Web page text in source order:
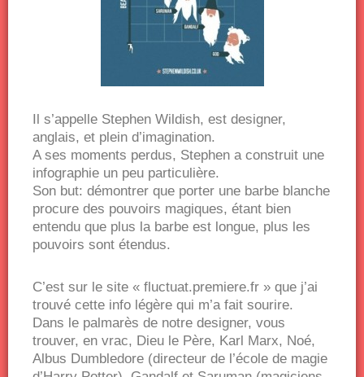
Il s’appelle Stephen Wildish, est designer,
anglais, et plein d’imagination.
A ses moments perdus, Stephen a construit une
infographie un peu particulière.
Son but: démontrer que porter une barbe blanche
procure des pouvoirs magiques, étant bien
entendu que plus la barbe est longue, plus les
pouvoirs sont étendus.
C’est sur le site « fluctuat.premiere.fr » que j’ai
trouvé cette info légère qui m’a fait sourire.
Dans le palmarès de notre designer, vous
trouver, en vrac, Dieu le Père, Karl Marx, Noé,
Albus Dumbledore (directeur de l’école de magie